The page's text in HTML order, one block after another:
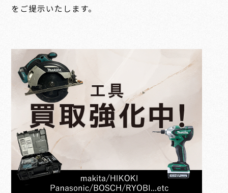
をご提示いたします。